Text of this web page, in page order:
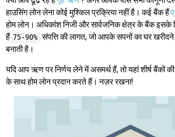
हाउसिंग लोन लेना कोई मुश्किल प्रक्रिया नहीं है। कई बैंक हैं
होम लोन। अधिकांश निजी और सार्वजनिक क्षेत्र के बैंक इसके
हैं 75-90% संपत्ति की लागत, जो आपके सपनों का घर खरीदने
बनाती है।
यदि आप ऋण पर निर्णय लेने में असमर्थ हैं, तो यहां शीर्ष बैंकों की
के साथ होम लोन प्रदान करते हैं। नज़र रखना!